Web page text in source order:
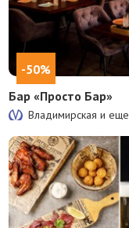
-50%
Бар «Просто Бар»
Владимирская и еще